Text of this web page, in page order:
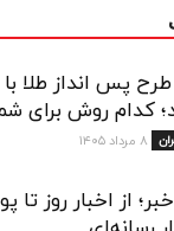
پس انداز طلا
کدام روش برای
۸ مرداد ۱۴۰۵
از اخبار روز